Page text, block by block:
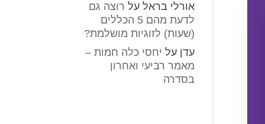
אורלי בראל על רוצה גם
לדעת מהם 5 הכללים
(שעות) לזוגיות מושלמת?
עדן על יחסי כלה חמות –
מאמר רביעי ואחרון
בסדרה